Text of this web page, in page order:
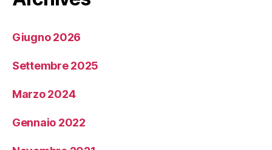
Giugno 2026
Settembre 2025
Marzo 2024
Gennaio 2022